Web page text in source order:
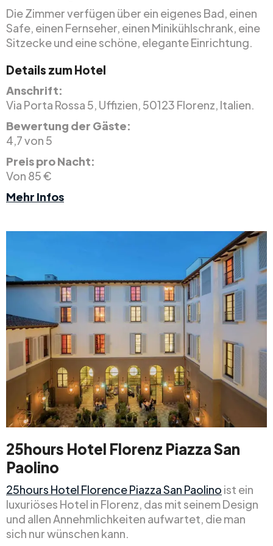
Die Zimmer verfügen über ein eigenes Bad, einen
Safe, einen Fernseher, einen Minikühlschrank, eine
Sitzecke und eine schöne, elegante Einrichtung.
Details zum Hotel
Anschrift:
Via Porta Rossa 5, Uffizien, 50123 Florenz, Italien.
Bewertung der Gäste:
4,7 von 5
Preis pro Nacht:
Von 85 €
Mehr Infos
25hours Hotel Florenz Piazza San
Paolino
25hours Hotel Florence Piazza San Paolino ist ein
luxuriöses Hotel in Florenz, das mit seinem Design
und allen Annehmlichkeiten aufwartet, die man
sich nur wünschen kann.